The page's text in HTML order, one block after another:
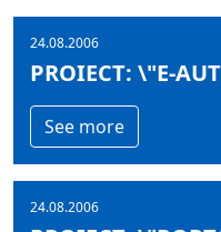
24.08.2006
PROIECT: \"E-
See more
24.08.2006